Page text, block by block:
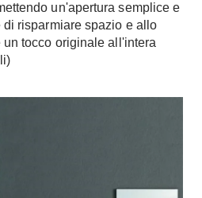
Resina
Parquet
Fai da Te
un'apertura semplice e
risparmiare spazio e allo
tocco originale all'intera